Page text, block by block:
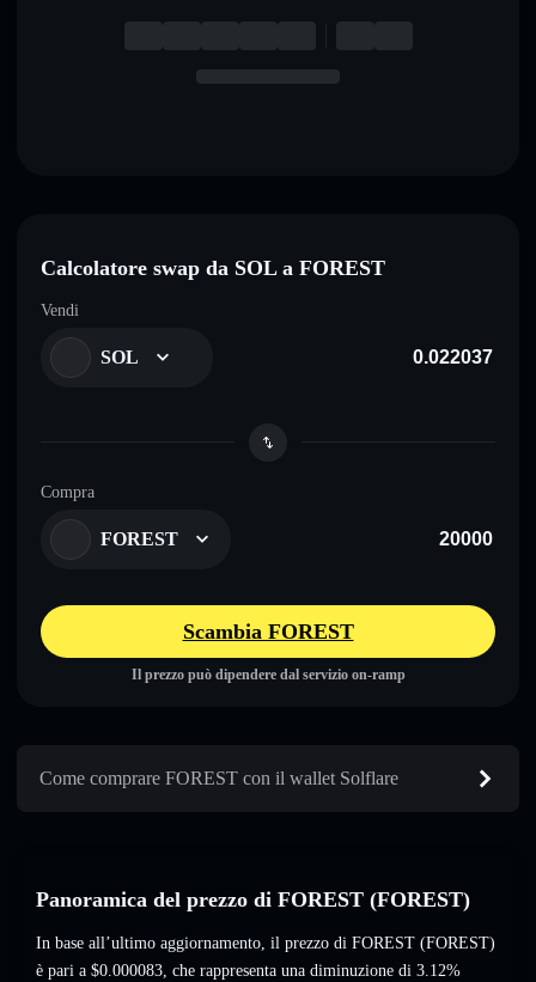
Calcolatore swap da SOL a FOREST
Vendi
SOL
Compra
FOREST
Scambia FOREST
Il prezzo può dipendere dal servizio on-ramp
Come comprare FOREST con il wallet Solflare
Panoramica del prezzo di FOREST (FOREST)
In base all’ultimo aggiornamento, il prezzo di FOREST (FOREST)
è pari a $0.000083, che rappresenta una diminuzione di 3.12%